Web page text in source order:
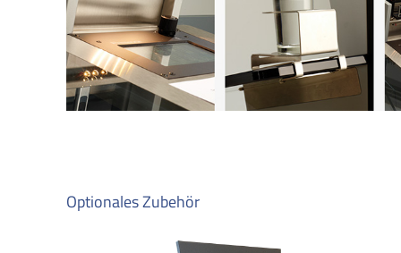
Optionales Zubehör